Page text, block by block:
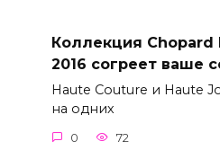
Коллекция Chopard
2016 согреет ваше
Haute Couture и Haute
на одних
0 72